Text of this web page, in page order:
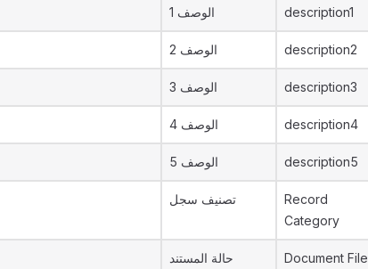
الوصف 1 description1
الوصف 2 description2
الوصف 3 description3
الوصف 4 description4
الوصف 5 description5
تصنيف سجل
Record
Category
حالة المستند
Document File